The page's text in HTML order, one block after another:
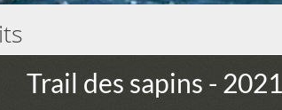
Trail des sapins - 2021